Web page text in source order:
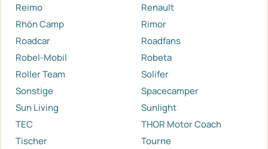
Reimo
Renault
Rhön Camp
Rimor
Roadcar
Roadfans
Robel-Mobil
Robeta
Roller Team
Solifer
Sonstige
Spacecamper
Sun Living
Sunlight
TEC
THOR Motor Coach
Tischer
Tourne